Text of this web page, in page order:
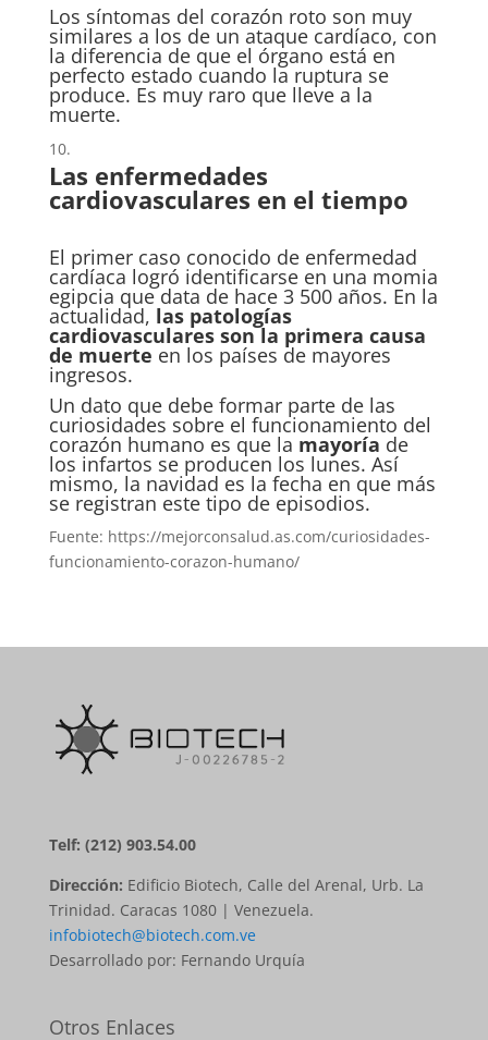
Los síntomas del corazón roto son muy
similares a los de un ataque cardíaco, con
la diferencia de que el órgano está en
perfecto estado cuando la ruptura se
produce. Es muy raro que lleve a la
muerte.
Las enfermedades
cardiovasculares en el tiempo
El primer caso conocido de enfermedad
cardíaca logró identificarse en una momia
egipcia que data de hace 3 500 años. En la
actualidad, las patologías
cardiovasculares son la primera causa
de muerte en los países de mayores
ingresos.
Un dato que debe formar parte de las
curiosidades sobre el funcionamiento del
corazón humano es que la mayoría de
los infartos se producen los lunes. Así
mismo, la navidad es la fecha en que más
se registran este tipo de episodios.
Fuente: https://mejorconsalud.as.com/curiosidades-
funcionamiento-corazon-humano/
Telf: (212) 903.54.00
Dirección: Edificio Biotech, Calle del Arenal, Urb. La
Trinidad. Caracas 1080 | Venezuela.
infobiotech@biotech.com.ve
Desarrollado por: Fernando Urquía
Otros Enlaces